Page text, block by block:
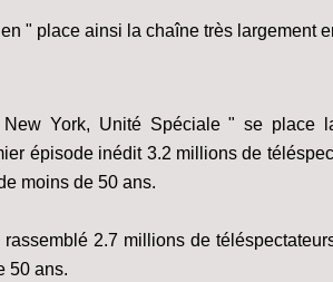
" place ainsi la chaîne très largement
York, Unité Spéciale " se place
épisode inédit 3.2 millions de
moins de 50 ans.
2.7 millions de
50 ans.